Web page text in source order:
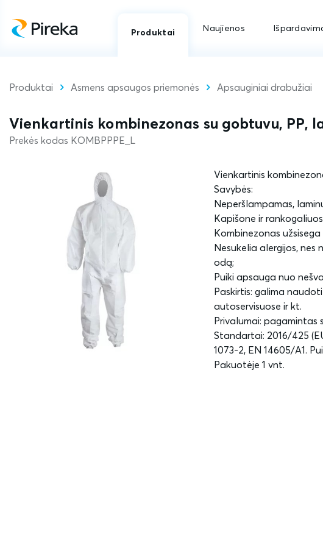
Produktai Naujienos
Produktai Asmens apsaugos priemonės Apsauginiai drabužiai
Vienkartinis kombinezonas su gobtuvu, PP,
Prekės kodas KOMBPPPE_L
Vienkartinis
Savybės:
Neperšlampamas,
Kapišone ir
Kombinezonas
Nesukelia alergijos,
odą;
Puiki apsauga nuo
Paskirtis: galima
autoservisuose ir kt.
Privalumai: pagamintas
Standartai: 2016/425
1073-2, EN 14605/A1.
Pakuotėje 1 vnt.